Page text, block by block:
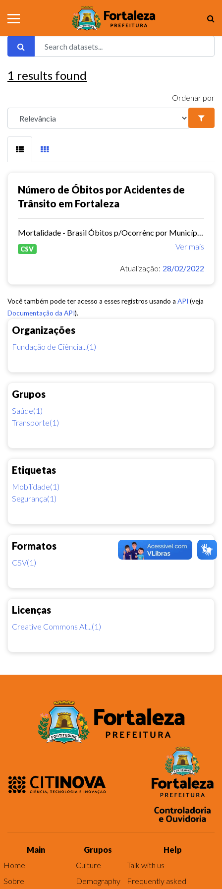
Organizações
Fundação de Ciência...(1)
Grupos
Saúde(1)
Transporte(1)
Etiquetas
Mobilidade(1)
Segurança(1)
Formatos
CSV(1)
Licenças
Creative Commons At...(1)
1 results found
Ordenar por
Número de Óbitos por Acidentes de
Trânsito em Fortaleza
Ver mais
CSV
Atualização: 28/02/2022
Você também pode ter acesso a esses registros usando a API (veja
Documentação da API).
Main
Home
Sobre
Grupos
Culture
Demography
Help
Talk with us
Frequently asked